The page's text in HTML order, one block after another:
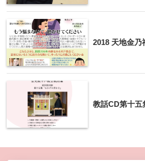
2018 天地金乃
教話CD第十五